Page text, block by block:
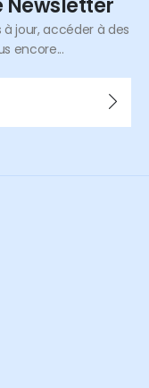
jour, accéder à des
encore...